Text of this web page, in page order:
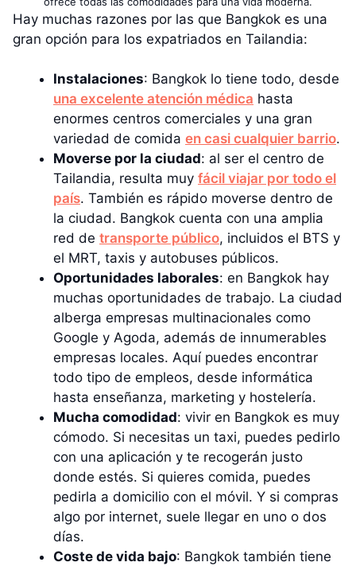
Hay muchas razones por las que Bangkok es una
gran opción para los expatriados en Tailandia:
Instalaciones: Bangkok lo tiene todo, desde
una excelente atención médica hasta
enormes centros comerciales y una gran
variedad de comida en casi cualquier barrio.
Moverse por la ciudad: al ser el centro de
Tailandia, resulta muy fácil viajar por todo el
país. También es rápido moverse dentro de
la ciudad. Bangkok cuenta con una amplia
red de transporte público, incluidos el BTS y
el MRT, taxis y autobuses públicos.
Oportunidades laborales: en Bangkok hay
muchas oportunidades de trabajo. La ciudad
alberga empresas multinacionales como
Google y Agoda, además de innumerables
empresas locales. Aquí puedes encontrar
todo tipo de empleos, desde informática
hasta enseñanza, marketing y hostelería.
Mucha comodidad: vivir en Bangkok es muy
cómodo. Si necesitas un taxi, puedes pedirlo
con una aplicación y te recogerán justo
donde estés. Si quieres comida, puedes
pedirla a domicilio con el móvil. Y si compras
algo por internet, suele llegar en uno o dos
días.
Coste de vida bajo: Bangkok también tiene